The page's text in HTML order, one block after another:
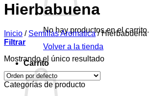
No hay productos en el carrito.
Volver a la tienda
Carrito
Hierbabuena
Inicio / Semillas Aromatica /Hierbabuena
Filtrar
Mostrando el único resultado
Categorías de producto